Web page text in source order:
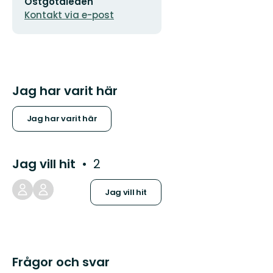
Kontakt via e-post
Jag har varit här
Jag har varit här
Jag vill hit 2
Jag vill hit
Frågor och svar